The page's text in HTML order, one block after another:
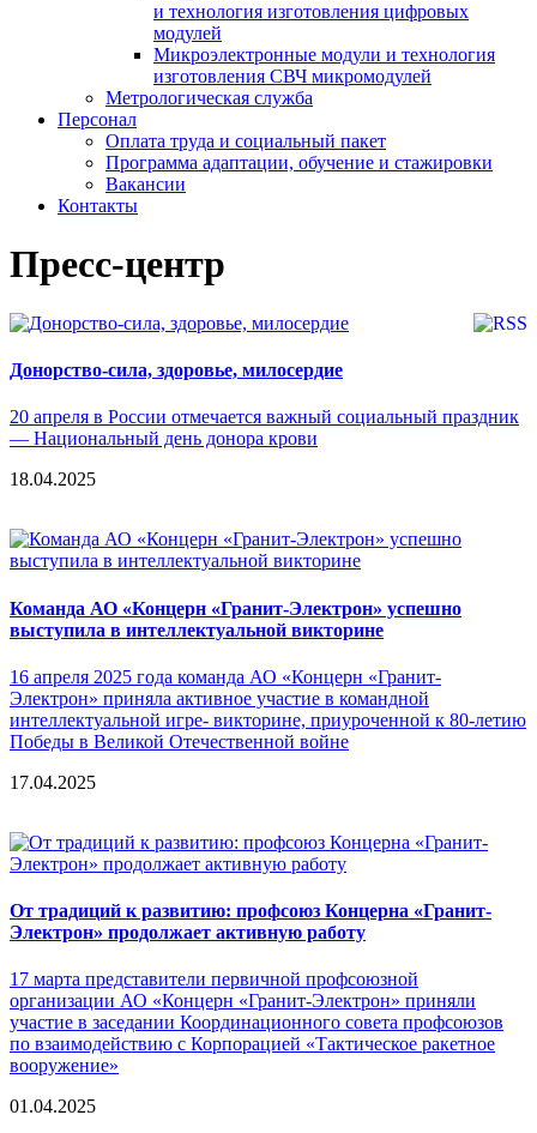
и технология изготовления цифровых
модулей
Микроэлектронные модули и технология
изготовления СВЧ микромодулей
Метрологическая служба
Персонал
Оплата труда и социальный пакет
Программа адаптации, обучение и стажировки
Вакансии
Контакты
Пресс-центр
Донорство-сила, здоровье, милосердие
20 апреля в России отмечается важный социальный праздник
— Национальный день донора крови
18.04.2025
Команда АО «Концерн «Гранит-Электрон» успешно
выступила в интеллектуальной викторине
16 апреля 2025 года команда АО «Концерн «Гранит-
Электрон» приняла активное участие в командной
интеллектуальной игре- викторине, приуроченной к 80-летию
Победы в Великой Отечественной войне
17.04.2025
От традиций к развитию: профсоюз Концерна «Гранит-
Электрон» продолжает активную работу
17 марта представители первичной профсоюзной
организации АО «Концерн «Гранит-Электрон» приняли
участие в заседании Координационного совета профсоюзов
по взаимодействию с Корпорацией «Тактическое ракетное
вооружение»
01.04.2025